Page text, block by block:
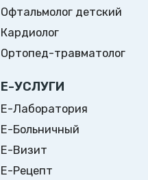
Офтальмолог детский
Кардиолог
Ортопед-травматолог
Е-УСЛУГИ
Е-Лаборатория
Е-Больничный
Е-Визит
Е-Рецепт